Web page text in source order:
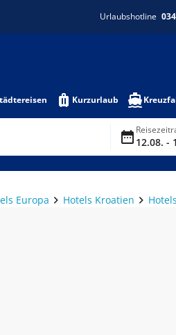
Urlaubshotline
Kurzurlaub
12.08. -
Europa Hotels Kroatien